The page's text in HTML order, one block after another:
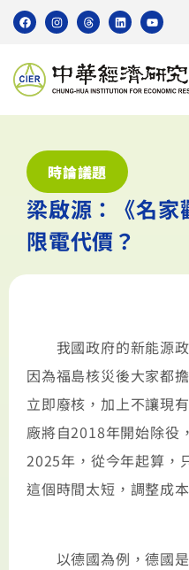
時論議題
梁啟源：《名家
限電代價？
我國政府的新能源政
因為福島核災後大家都
立即廢核，加上不讓現
廠將自2018年開始除役
2025年，從今年起算，
這個時間太短，調整成
以德國為例，德國是